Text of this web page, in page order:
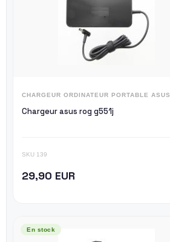
CHARGEUR ORDINATEUR PORTABLE ASUS
Chargeur asus rog g551j
SKU 139
29,90 EUR
En stock